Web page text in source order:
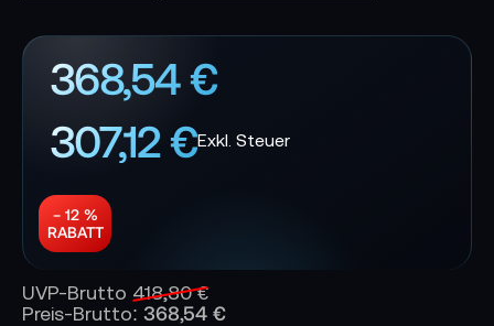
368,54 €
307,12 €
− 12 %
RABATT
UVP-Brutto 418,80 €
Preis-Brutto: 368,54 €